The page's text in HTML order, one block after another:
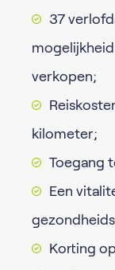
37
verkopen;
kilometer;
Toegang
Een
Korting